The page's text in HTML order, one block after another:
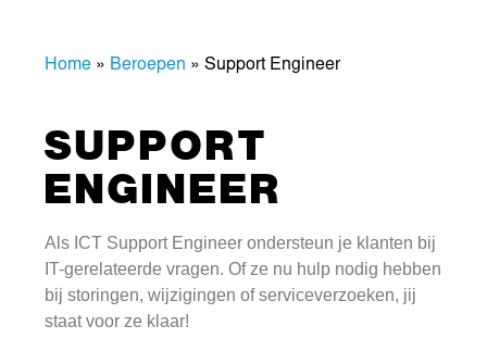
Home » Beroepen »Support Engineer
SUPPORT
ENGINEER
Als ICT Support Engineer ondersteun je klanten bij
IT-gerelateerde vragen. Of ze nu hulp nodig hebben
bij storingen, wijzigingen of serviceverzoeken, jij
staat voor ze klaar!